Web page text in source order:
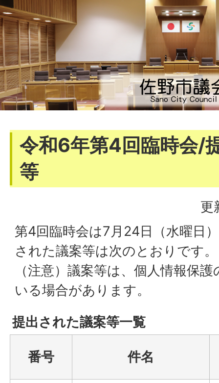
令和6年第4回臨時会/
等
更
第4回臨時会は7月24日（水曜日
された議案等は次のとおりです。
（注意）議案等は、個人情報保
いる場合があります。
提出された議案等一覧
番号 件名